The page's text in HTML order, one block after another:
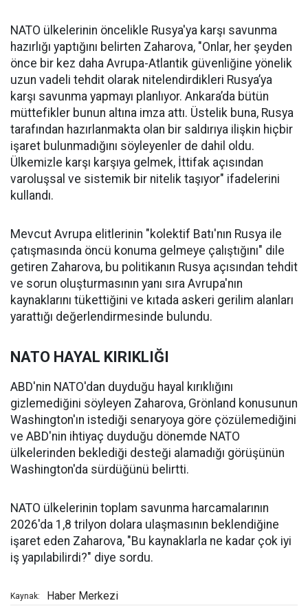
NATO ülkelerinin öncelikle Rusya'ya karşı savunma
hazırlığı yaptığını belirten Zaharova, "Onlar, her şeyden
önce bir kez daha Avrupa-Atlantik güvenliğine yönelik
uzun vadeli tehdit olarak nitelendirdikleri Rusya’ya
karşı savunma yapmayı planlıyor. Ankara’da bütün
müttefikler bunun altına imza attı. Üstelik buna, Rusya
tarafından hazırlanmakta olan bir saldırıya ilişkin hiçbir
işaret bulunmadığını söyleyenler de dahil oldu.
Ülkemizle karşı karşıya gelmek, İttifak açısından
varoluşsal ve sistemik bir nitelik taşıyor" ifadelerini
kullandı.
Mevcut Avrupa elitlerinin "kolektif Batı'nın Rusya ile
çatışmasında öncü konuma gelmeye çalıştığını" dile
getiren Zaharova, bu politikanın Rusya açısından tehdit
ve sorun oluşturmasının yanı sıra Avrupa'nın
kaynaklarını tükettiğini ve kıtada askeri gerilim alanları
yarattığı değerlendirmesinde bulundu.
NATO HAYAL KIRIKLIĞI
ABD'nin NATO'dan duyduğu hayal kırıklığını
gizlemediğini söyleyen Zaharova, Grönland konusunun
Washington'ın istediği senaryoya göre çözülemediğini
ve ABD'nin ihtiyaç duyduğu dönemde NATO
ülkelerinden beklediği desteği alamadığı görüşünün
Washington'da sürdüğünü belirtti.
NATO ülkelerinin toplam savunma harcamalarının
2026'da 1,8 trilyon dolara ulaşmasının beklendiğine
işaret eden Zaharova, "Bu kaynaklarla ne kadar çok iyi
iş yapılabilirdi?" diye sordu.
Kaynak: Haber Merkezi